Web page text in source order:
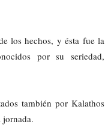
los hechos, y ésta fue la
por su seriedad,
también por Kalathos
jornada.